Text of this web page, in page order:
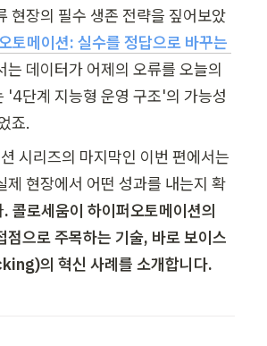
현장의 필수 생존 전략을 짚어보았
토메이션: 실수를 정답으로 바꾸는
는 데이터가 어제의 오류를 오늘의
'4단계 지능형 운영 구조'의 가능성
죠.
시리즈의 마지막인 이번 편에서는
제 현장에서 어떤 성과를 내는지 확
. 콜로세움이 하이퍼오토메이션의
점으로 주목하는 기술, 바로 보이스
의 혁신 사례를 소개합니다.